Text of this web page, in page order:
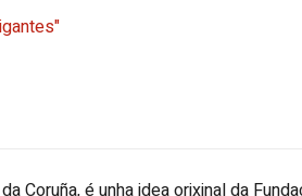
é unha idea orixinal da